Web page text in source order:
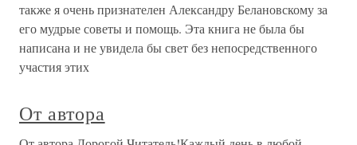
также я очень признателен Александру Белановскому за
его мудрые советы и помощь. Эта книга не была бы
написана и не увидела бы свет без непосредственного
участия этих
От автора